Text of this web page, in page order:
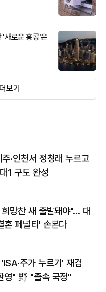
'새로운 홍콩'은
더보기
·인천서 정청래 누르고
1 구도 완성
망찬 새 출발돼야"… 대
혼 페널티' 손본다
주가 누르기' 재검
" 野 "졸속 국정"